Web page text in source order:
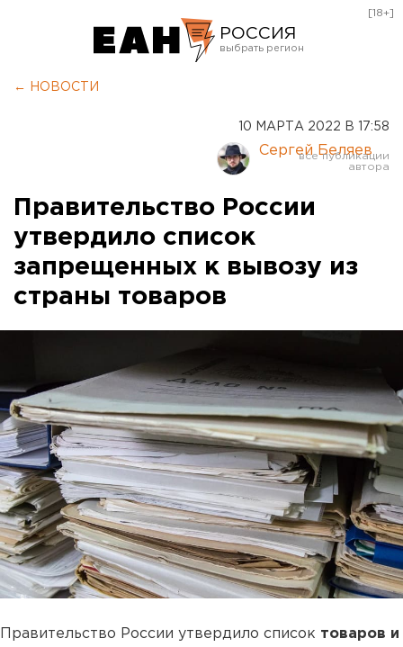
РОССИЯ
Курган
Оренбург
[18+]
← НОВОСТИ
10 МАРТА 2022 В 17:58
Сергей Беляев
Правительство России
утвердило список
запрещенных к вывозу из
страны товаров
Правительство России утвердило список товаров и